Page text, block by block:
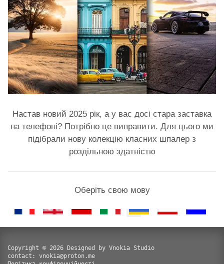
Настав новий 2025 рік, а у вас досі стара заставка
на телефоні? Потрібно це виправити. Для цього ми
підібрали нову колекцію класних шпалер з
роздільною здатністю
Оберіть свою мову
Copyright © 2026 Designed by Vnokia Studio
contact: vnokia@proton.me